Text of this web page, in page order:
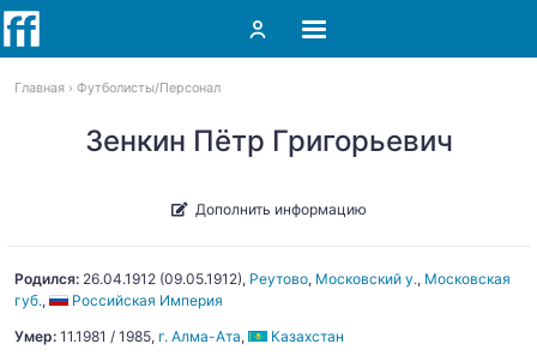
Главная Футболисты Персонал
Зенкин Пётр Григорьевич
Дополнить информацию
Родился: 26.04.1912 (09.05.1912), Реутово, Московский у., Московская
губ.,
Российская Империя
Умер: 11.1981 / 1985, г. Алма-Ата,
Казахстан